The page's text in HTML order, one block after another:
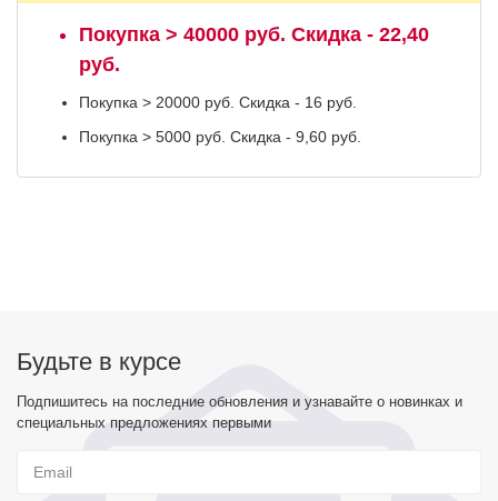
Покупка > 40000 руб. Скидка - 22,40
руб.
Покупка > 20000 руб. Скидка - 16 руб.
Покупка > 5000 руб. Скидка - 9,60 руб.
Будьте в курсе
Подпишитесь на последние обновления и узнавайте о новинках и
специальных предложениях первыми